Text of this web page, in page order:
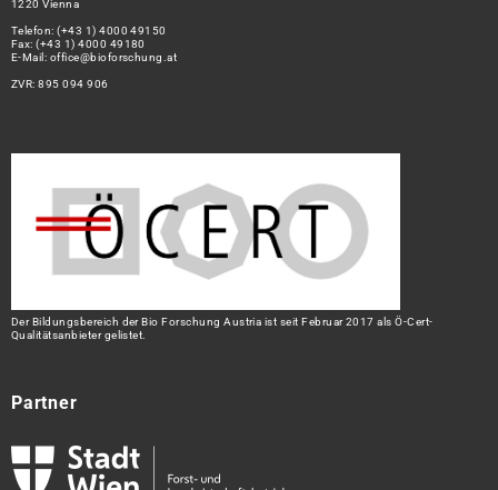
1220 Vienna
Telefon:(+43 1) 4000 49150
Fax: (+43 1) 4000 49180
E-Mail: office@bioforschung.at
ZVR: 895 094 906
Der Bildungsbereich der Bio Forschung Austria ist seit Februar 2017 als Ö-Cert-
Qualitätsanbieter gelistet.
Partner